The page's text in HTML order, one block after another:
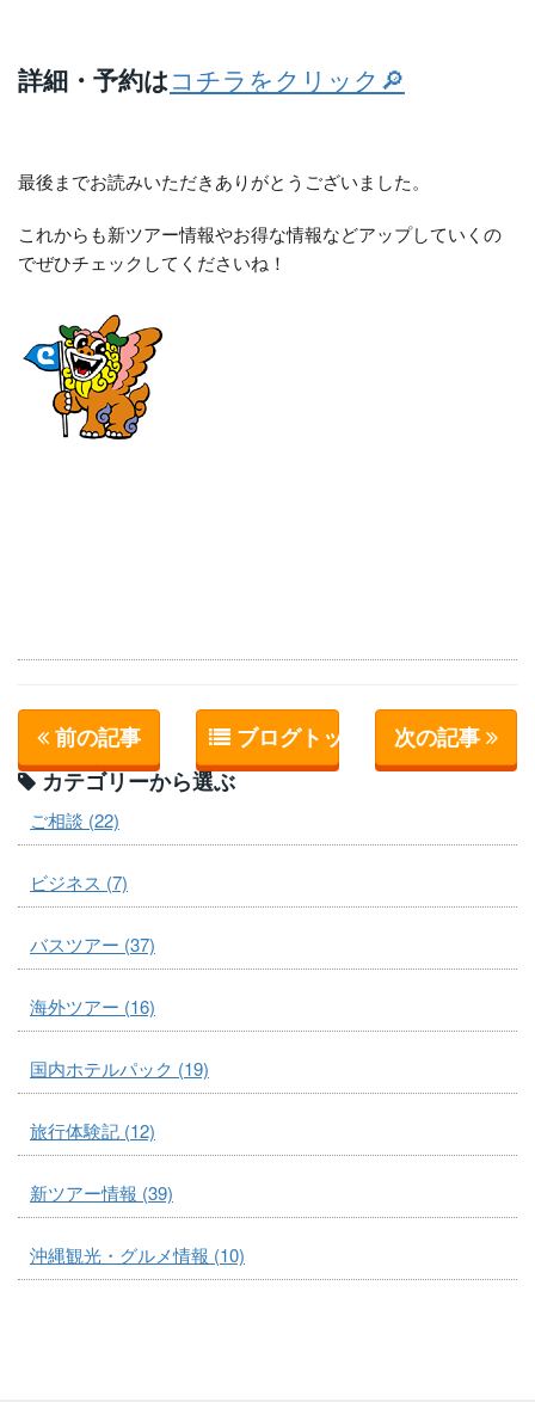
詳細・予約はコチラをクリック🔎
最後までお読みいただきありがとうございました。
これからも新ツアー情報やお得な情報などアップしていくの
でぜひチェックしてくださいね！
前の記事 ブログトップへ 次の記事
カテゴリーから選ぶ
ご相談 (22)
ビジネス (7)
バスツアー (37)
海外ツアー (16)
国内ホテルパック (19)
旅行体験記 (12)
新ツアー情報 (39)
沖縄観光・グルメ情報 (10)